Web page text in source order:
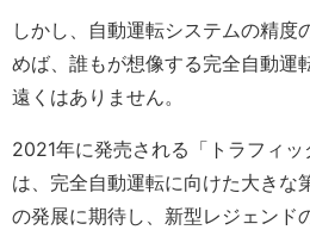
しかし、自動運転システムの精度
めば、誰もが想像する完全自動運
遠くはありません。
2021年に発売される「トラフィッ
は、完全自動運転に向けた大きな
の発展に期待し、新型レジェンド